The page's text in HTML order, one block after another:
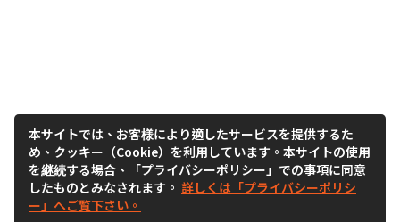
本サイトでは、お客様により適したサービスを提供するた
め、クッキー（Cookie）を利用しています。本サイトの使用
を継続する場合、「プライバシーポリシー」での事項に同意
したものとみなされます。 詳しくは「プライバシーポリシ
ー」へご覧下さい。